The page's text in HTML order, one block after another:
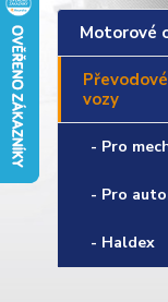
Motorové
vozy
- Pro
- Pro
- Haldex